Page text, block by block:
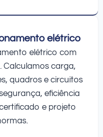
elétrico
elétrico com
Calculamos carga,
quadros e circuitos
eficiência
e projeto